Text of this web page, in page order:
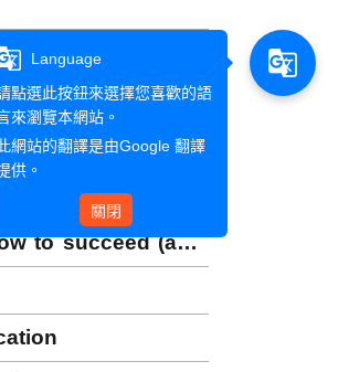
作坊
Digital Materials in
guide for
to succeed (and
Language
點選此按鈕來選擇您喜歡的語
來瀏覽本網站。
網站的翻譯是由Google 翻譯
供。
關閉
g_translate